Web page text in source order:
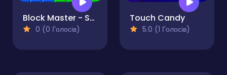
Block Master - Super Puzzle
0 (0 Голосів)
Touch Candy
5.0 (1 Голосів)